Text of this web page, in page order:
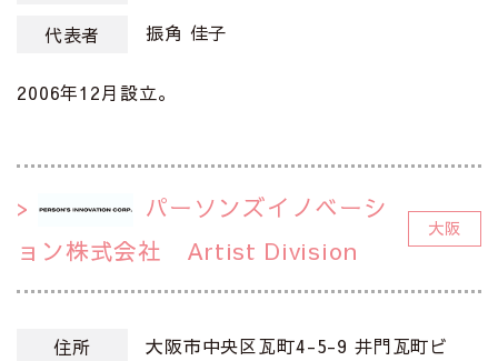
代表者
振角 佳子
2006年12月設立。
パーソンズイノベーシ
ョン株式会社 Artist Division
大阪
住所
大阪市中央区瓦町4-5-9 井門瓦町ビ